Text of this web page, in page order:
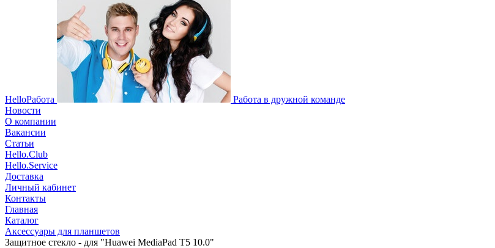
HelloРабота
Работа в дружной команде
Новости
О компании
Вакансии
Статьи
Hello.Club
Hello.Service
Доставка
Личный кабинет
Контакты
Главная
Каталог
Аксессуары для планшетов
Защитное стекло - для "Huawei MediaPad T5 10.0"